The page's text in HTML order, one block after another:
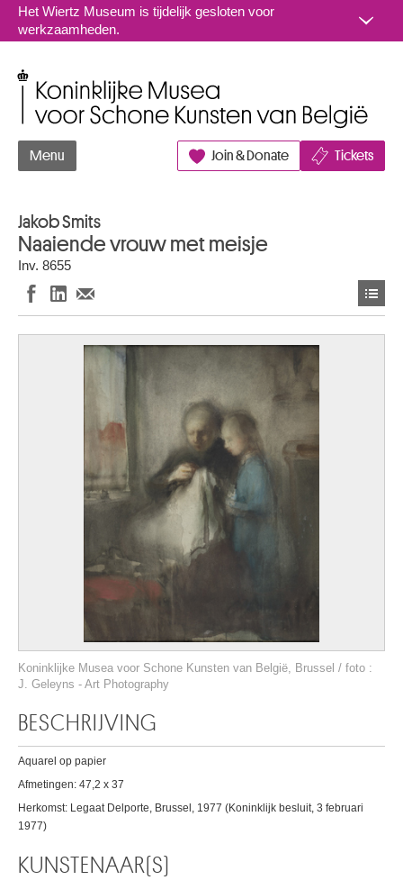
Naar inhoud
Het Wiertz Museum is tijdelijk gesloten voor
werkzaamheden.
Menu Join & Donate Tickets
Jakob Smits
Naaiende vrouw met meisje
Inv. 8655
Koninklijke Musea voor Schone Kunsten van België, Brussel / foto :
J. Geleyns - Art Photography
BESCHRIJVING
Aquarel op papier
Afmetingen: 47,2 x 37
Herkomst: Legaat Delporte, Brussel, 1977 (Koninklijk besluit, 3 februari
1977)
KUNSTENAAR(S)